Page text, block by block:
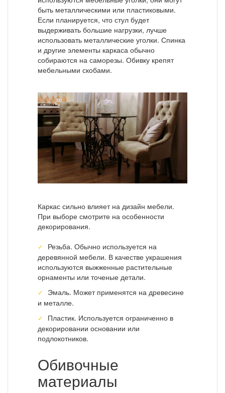
быть металлическими или пластиковыми.
Если планируется, что стул будет
выдерживать большие нагрузки, лучше
использовать металлические уголки. Спинка
и другие элементы каркаса обычно
собираются на саморезы. Обивку крепят
мебельными скобами.
Каркас сильно влияет на дизайн мебели.
При выборе смотрите на особенности
декорирования.
Резьба. Обычно используется на
деревянной мебели. В качестве украшения
используются выжженные растительные
орнаменты или точеные детали.
Эмаль. Может применятся на древесине
и металле.
Пластик. Используется ограниченно в
декорировании основании или
подлокотников.
Обивочные
материалы